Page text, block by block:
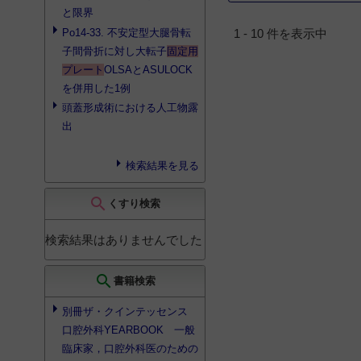
と限界
Po14-33. 不安定型大腿骨転
子間骨折に対し大転子 固定用
プレート OLSAとASULOCK
を併用した1例
頭蓋形成術における人工物露
出
検索結果を見る
search くすり検索
検索結果はありませんでした
search 書籍検索
別冊ザ・クインテッセンス
口腔外科YEARBOOK 一般
臨床家，口腔外科医のための
1 - 10 件を表示中